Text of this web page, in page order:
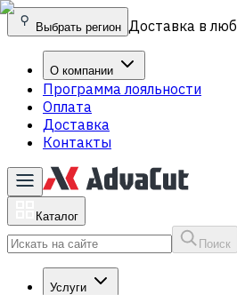
Выбрать регион Доставка в
О компании
Программа лояльности
Оплата
Доставка
Контакты
Каталог
Поиск
Услуги